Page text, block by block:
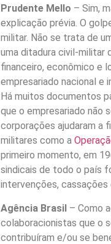
Prudente Mello – Sim,
explicação prévia. O
militar. Não se trata de
uma ditadura civil-militar
financeiro, econômico e
empresariado nacional e
Há muitos documentos
que o empresariado não
corporações ajudaram a
militares como a
primeiro momento, em
sindicais de todo o país
intervenções,
Agência Brasil – Como
colaboracionistas que o
contribuíram e/ou se